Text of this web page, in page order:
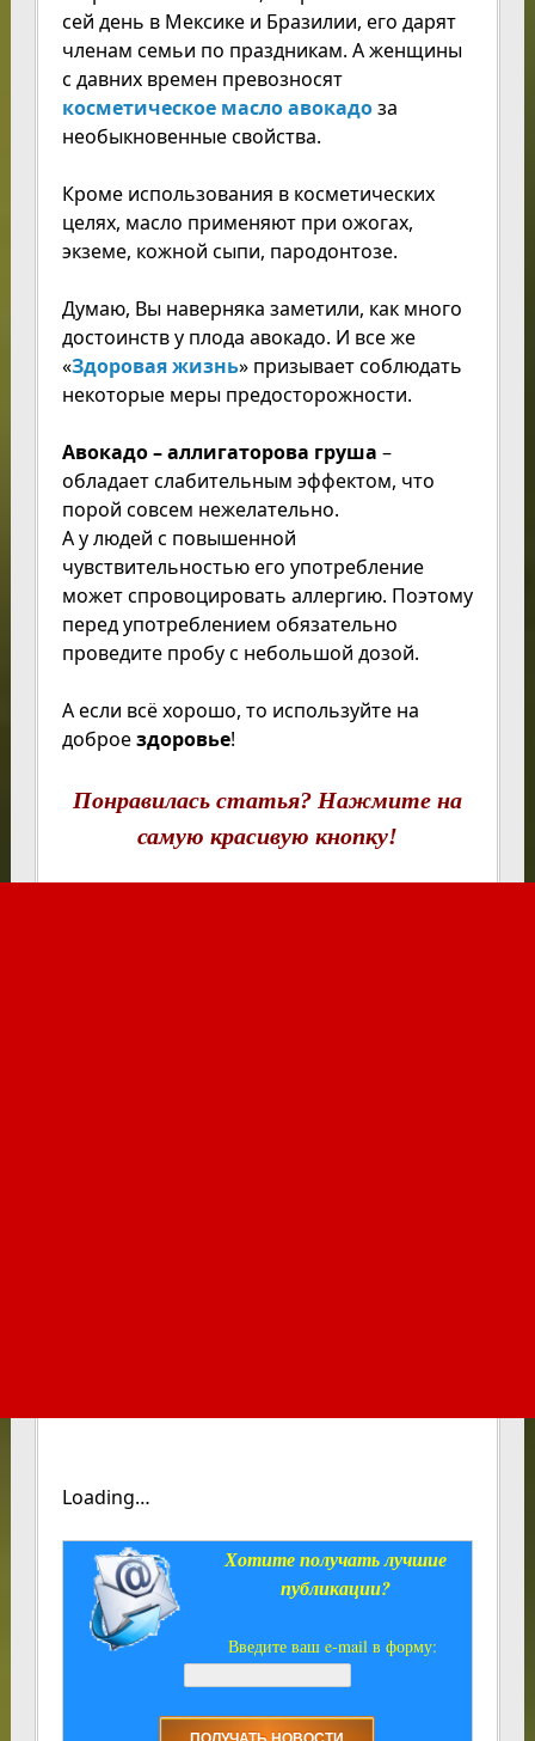
сей день в Мексике и Бразилии, его дарят
членам семьи по праздникам. А женщины
с давних времен превозносят
косметическое масло авокадоза
необыкновенные свойства.
Кроме использования в косметических
целях, масло применяют при ожогах,
экземе, кожной сыпи, пародонтозе.
Думаю, Вы наверняка заметили, как много
достоинств у плода авокадо. И все же
«Здоровая жизнь» призывает соблюдать
некоторые меры предосторожности.
Авокадо – аллигаторова груша –
обладает слабительным эффектом, что
порой совсем нежелательно.
А у людей с повышенной
чувствительностью его употребление
может спровоцировать аллергию. Поэтому
перед употреблением обязательно
проведите пробу с небольшой дозой.
А если всё хорошо, то используйте на
доброездоровье!
Понравилась статья? Нажмите на
самую красивую кнопку!
Loading…
Хотите получать лучшие
публикации?
Введите ваш e-mail в форму: